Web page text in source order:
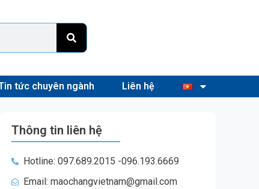
tức chuyên ngành Liên hệ
Thông tin liên hệ
Hotline: 097.689.2015 -096.193.6669
Email: maochangvietnam@gmail.com